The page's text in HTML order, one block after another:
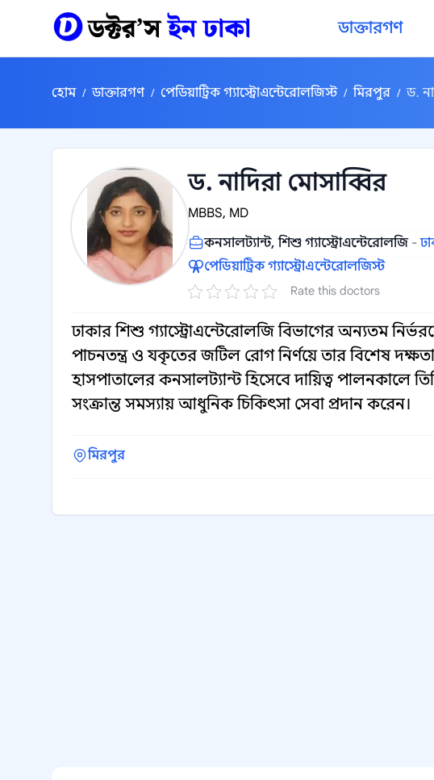
ডাক্তারগণ
হোম / ডাক্তারগণ / পেডিয়াট্রিক গ্যাস্ট্রোএন্টেরোলজিস্ট / মিরপুর / ড.
ড. নাদিরা মোসাব্বির
MBBS, MD
কনসালট্যান্ট, শিশু গ্যাস্ট্রোএন্টেরোলজি -
পেডিয়াট্রিক গ্যাস্ট্রোএন্টেরোলজিস্ট
Rate this doctors
ঢাকার শিশু গ্যাস্ট্রোএন্টেরোলজি বিভাগের অন্যতম
পাচনতন্ত্র ও যকৃতের জটিল রোগ নির্ণয়ে তার বিশেষ
হাসপাতালের কনসালট্যান্ট হিসেবে দায়িত্ব পালনকালে
সংক্রান্ত সমস্যায় আধুনিক চিকিৎসা সেবা প্রদান করেন।
মিরপুর